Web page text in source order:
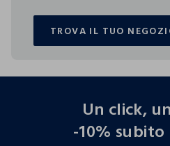
TROVA IL TUO
TROVA IL TUO
Un click,
-10%